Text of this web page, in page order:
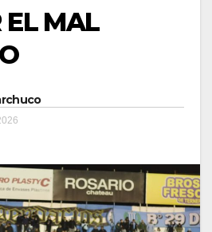
EL MAL